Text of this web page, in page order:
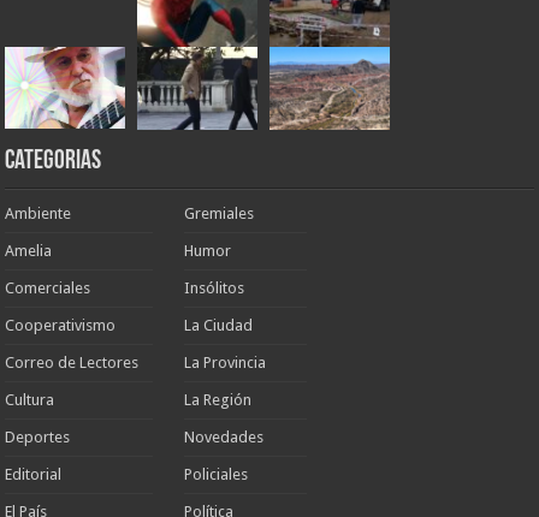
Categorias
Ambiente
Amelia
Comerciales
Cooperativismo
Correo de Lectores
Cultura
Deportes
Editorial
El País
Gremiales
Humor
Insólitos
La Ciudad
La Provincia
La Región
Novedades
Policiales
Política